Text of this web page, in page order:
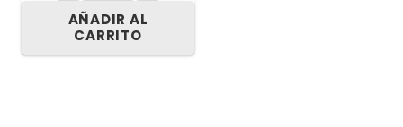
AÑADIR AL
CARRITO